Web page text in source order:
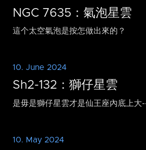
NGC 7635：氣泡星雲
這个太空氣泡是按怎做出來的？
10. June 2024
Sh2-132：獅仔星雲
是毋是獅仔星雲才是仙王座內底上大-⁠
10. May 2024